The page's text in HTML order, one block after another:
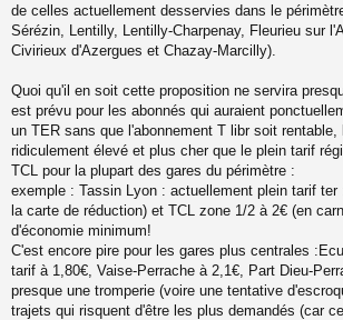
g
e
n
u
de celles actuellement desservies dans le
Sérézin, Lentilly, Lentilly-Charpenay, Fleurieu sur
Civirieux d'Azergues et Chazay-Marcilly).
Quoi qu'il en soit cette proposition ne servira
est prévu pour les abonnés qui auraient
un TER sans que l'abonnement T libr soit
ridiculement élevé et plus cher que le plein tarif
TCL pour la plupart des gares du périmètre :
exemple : Tassin Lyon : actuellement plein tarif ter
la carte de réduction) et TCL zone 1/2 à 2€ (en
d'économie minimum!
C'est encore pire pour les gares plus centrales
tarif à 1,80€, Vaise-Perrache à 2,1€, Part Dieu-
presque une tromperie (voire une tentative
trajets qui risquent d'être les plus demandés (car